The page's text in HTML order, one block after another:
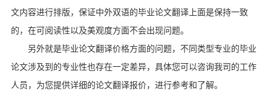
文内容进行排版，保证中外双语的毕业论文翻译上面是保持一致
的，在可阅读性以及美观度方面不会出现问题。
另外就是毕业论文翻译价格方面的问题，不同类型专业的毕业
论文涉及到的专业性也存在一定差异，具体您可以咨询我司的工作
人员，为您提供详细的论文翻译报价，进行参考和了解。